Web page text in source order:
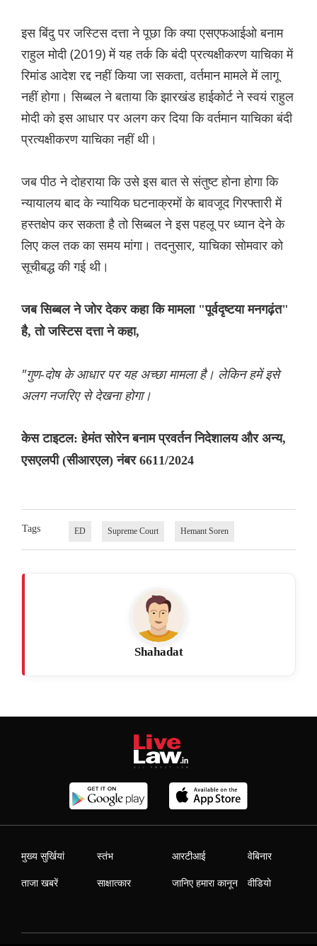
इस बिंदु पर जस्टिस दत्ता ने पूछा कि क्या एसएफआईओ बनाम
राहुल मोदी (2019) में यह तर्क कि बंदी प्रत्यक्षीकरण याचिका में
रिमांड आदेश रद्द नहीं किया जा सकता, वर्तमान मामले में लागू
नहीं होगा। सिब्बल ने बताया कि झारखंड हाईकोर्ट ने स्वयं राहुल
मोदी को इस आधार पर अलग कर दिया कि वर्तमान याचिका बंदी
प्रत्यक्षीकरण याचिका नहीं थी।
जब पीठ ने दोहराया कि उसे इस बात से संतुष्ट होना होगा कि
न्यायालय बाद के न्यायिक घटनाक्रमों के बावजूद गिरफ्तारी में
हस्तक्षेप कर सकता है तो सिब्बल ने इस पहलू पर ध्यान देने के
लिए कल तक का समय मांगा। तदनुसार, याचिका सोमवार को
सूचीबद्ध की गई थी।
जब सिब्बल ने जोर देकर कहा कि मामला "पूर्वदृष्टया मनगढ़ंत"
है, तो जस्टिस दत्ता ने कहा,
"गुण-दोष के आधार पर यह अच्छा मामला है। लेकिन हमें इसे
अलग नजरिए से देखना होगा।
केस टाइटल: हेमंत सोरेन बनाम प्रवर्तन निदेशालय और अन्य,
एसएलपी (सीआरएल) नंबर 6611/2024
Tags ED Supreme Court Hemant Soren
Shahadat
मुख्य सुर्खियां
ताजा खबरें
स्तंभ
साक्षात्कार
आरटीआई
जानिए हमारा कानून
वेबिनार
वीडियो